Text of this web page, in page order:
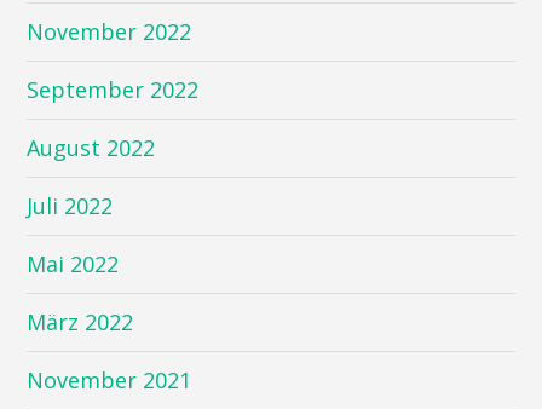
November 2022
September 2022
August 2022
Juli 2022
Mai 2022
März 2022
November 2021